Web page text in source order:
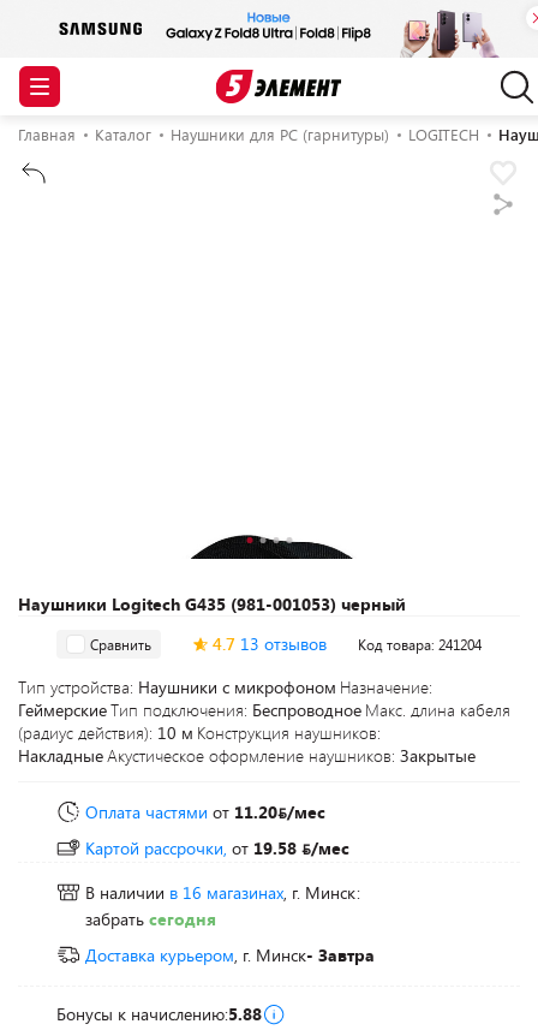
Главная Каталог Наушники для PC (гарнитуры) LOGITECH
Наушники Logitech G435 (981-001053) черный
Сравнить 4.7 13 отзывов Код товара: 241204
Тип устройства: Наушники с микрофоном Назначение:
ГеймерскиеТип подключения: Беспроводное Макс. длина кабеля
(радиус действия): 10 м Конструкция наушников:
НакладныеАкустическое оформление наушников: Закрытые
Оплата частями от 11.20 /мес
Картой рассрочки, от 19.58
/мес
В наличии в 16 магазинах, г. Минск:
забрать сегодня
Доставка курьером, г. Минск- Завтра
Бонусы к начислению:5.88